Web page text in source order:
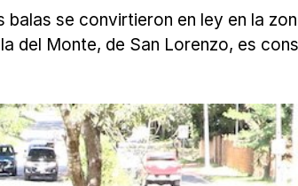
balas se convirtieron en ley en la
del Monte, de San Lorenzo, es